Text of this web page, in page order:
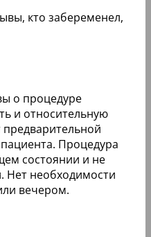
о процедуре
и относительную
предварительной
Процедура
состоянии и не
Нет необходимости
вечером.